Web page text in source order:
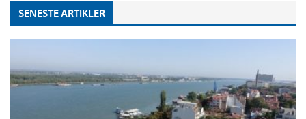
SENESTE ARTIKLER